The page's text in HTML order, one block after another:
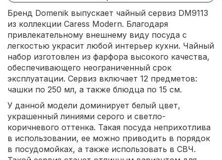
Бренд Domenik выпускает чайный сервиз DM9113
из коллекции Caress Modern. Благодаря
привлекательному внешнему виду посуда с
легкостью украсит любой интерьер кухни. Чайный
набор изготовлен из фарфора высокого качества,
обеспечивающего неограниченный срок
эксплуатации. Сервиз включает 12 предметов:
чашки по 250 мл, а также блюдца по 15 см.
У данной модели доминирует белый цвет,
украшенный линиями серого и светло-
коричневого оттенка. Такая посуда неприхотлива
в использовании, ее можно приводить в порядок
в посудомойках, а также использовать в СВЧ.